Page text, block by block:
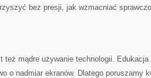
bez presji, jak wzmacniać
też mądre używanie technologii.
o nadmiar ekranów. Dlatego poruszamy